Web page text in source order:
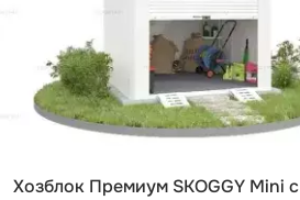
Хозблок Премиум SKOGGY Mini с